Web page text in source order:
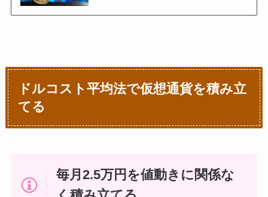
ドルコスト平均法で仮想通貨を積み立
てる
毎月2.5万円を値動きに関係な